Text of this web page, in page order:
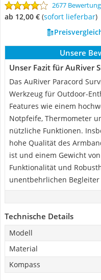
2677
ab 12,00 € ( Sofort lieferbar)
Unsere
Unser Fazit für AuRiver
Das AuRiver Paracord
Werkzeug für Outdoor-
Features wie einem
Notpfeife, Thermometer
nützliche Funktionen.
hohe Qualität des
ist und einem Gewicht
Funktionalität und
unentbehrlichen
Technische Details
Modell
Material
Kompass